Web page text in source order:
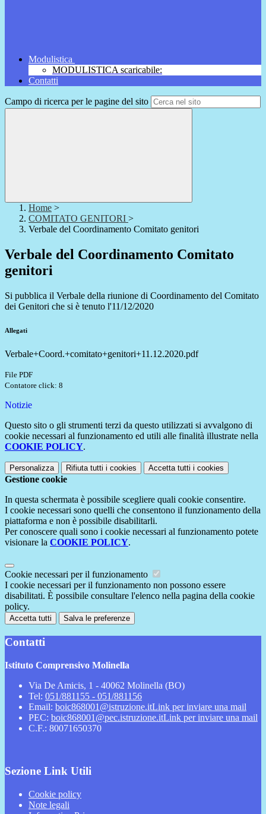
Modulistica
MODULISTICA scaricabile:
Contatti
Campo di ricerca per le pagine del sito
Home >
COMITATO GENITORI >
Verbale del Coordinamento Comitato genitori
Verbale del Coordinamento Comitato
genitori
Si pubblica il Verbale della riunione di Coordinamento del Comitato
dei Genitori che si è tenuto l'11/12/2020
Allegati
Verbale+Coord.+comitato+genitori+11.12.2020.pdf
File PDF
Contatore click: 8
Notizie
Questo sito o gli strumenti terzi da questo utilizzati si avvalgono di
cookie necessari al funzionamento ed utili alle finalità illustrate nella
COOKIE POLICY.
Personalizza Rifiuta tutti i cookies Accetta tutti i cookies
Gestione cookie
In questa schermata è possibile scegliere quali cookie consentire.
I cookie necessari sono quelli che consentono il funzionamento della
piattaforma e non è possibile disabilitarli.
Per conoscere quali sono i cookie necessari al funzionamento potete
visionare la COOKIE POLICY.
Cookie necessari per il funzionamento
I cookie necessari per il funzionamento non possono essere
disabilitati. È possibile consultare l'elenco nella pagina della cookie
policy.
Accetta tutti Salva le preferenze
Contatti
Istituto Comprensivo Molinella
Via De Amicis, 1 - 40062 Molinella (BO)
Tel: 051/881155 - 051/881156
Email: boic868001@istruzione.itLink per inviare una mail
PEC: boic868001@pec.istruzione.itLink per inviare una mail
C.F.: 80071650370
Sezione Link Utili
Cookie policy
Note legali